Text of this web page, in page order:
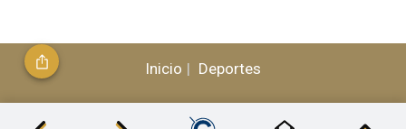
Inicio Deportes
© 2026, CLÁSICO - Todos los Derechos Reservados /